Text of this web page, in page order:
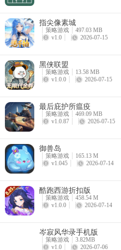
游戏亮点
【轻松护肝，名副其实的“放置挂机”】
游戏采用“离线自动战斗 + 上线一键
日，也能轻松跟上大部队的节奏。
【开服壕礼，零氪微氪也能玩转】
开服即赠“千抽”福利，足够让你的
妖、沙漠死神这样的强力英雄也能免
有。
【宏大的魔幻史诗世界】
游戏构建了宏大的魔幻史诗世界观，
场，以及考验阵容强度的无尽模式。
指尖像素城
策略游戏
497.03 MB
v1.0
2026-07-15
黑侠联盟
策略游戏
13.58 MB
v1.0.0
2026-07-15
最后庇护所瘟疫
策略游戏
469.09 MB
v1.0.87
2026-07-15
御兽岛
策略游戏
165.13 M
v1.045
2026-07-14
酷跑西游折扣版
策略游戏
458.54 M
v1.0.0
2026-07-14
岑寂风华录手机版
策略游戏
3.82MB
v1.0
2026-07-06